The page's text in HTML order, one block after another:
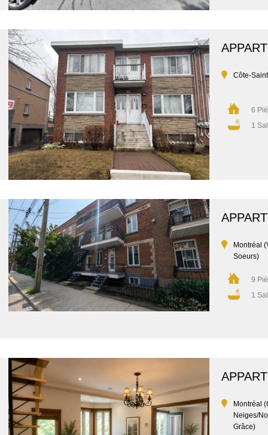
Côte-
6
1
Montréal
Soeurs)
9
1
Montréal
Neiges/
Grâce)